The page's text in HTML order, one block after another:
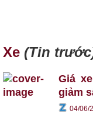
Xe (Tin
Giá
giảm
04/06/